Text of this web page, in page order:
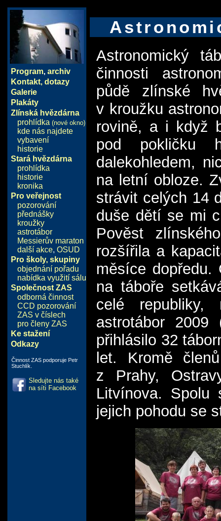
Program, archiv
Kontakt, dotazy
Galerie
Plakáty
Zlínská hvězdárna
prohlídka (nové okno)
kde nás najdete
vybavení
historie
Stará hvězdárna
prohlídka
historie
kronika
Pro veřejnost
pozorování
přednášky
kroužky
astrotábor
Messierův maraton
další akce, OSUD
Pro školy, skupiny
objednání pořadu
nabídka využití sálu
Společnost ZAS
odborná činnost
CCD pozorování
ZAS v číslech
pro členy ZAS
Ke stažení
Odkazy
Činnost ZAS podporuje Petr
Stuchlík.
Sledujte nás také
na síti Facebook
Astronomický
činnosti
půdě zlínské
v kroužku
rovině, a i když
pod pokličku
dalekohledem,
na letní obloze.
strávit celých 14
duše dětí se mi
Pověst
rozšířila a
měsíce
na táboře
celé
astrotábor
přihlásilo 32
let. Kromě
z Prahy,
Litvínova.
jejich pohodu se